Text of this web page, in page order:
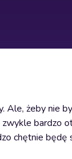
Ale, żeby nie
bardzo
chętnie będę